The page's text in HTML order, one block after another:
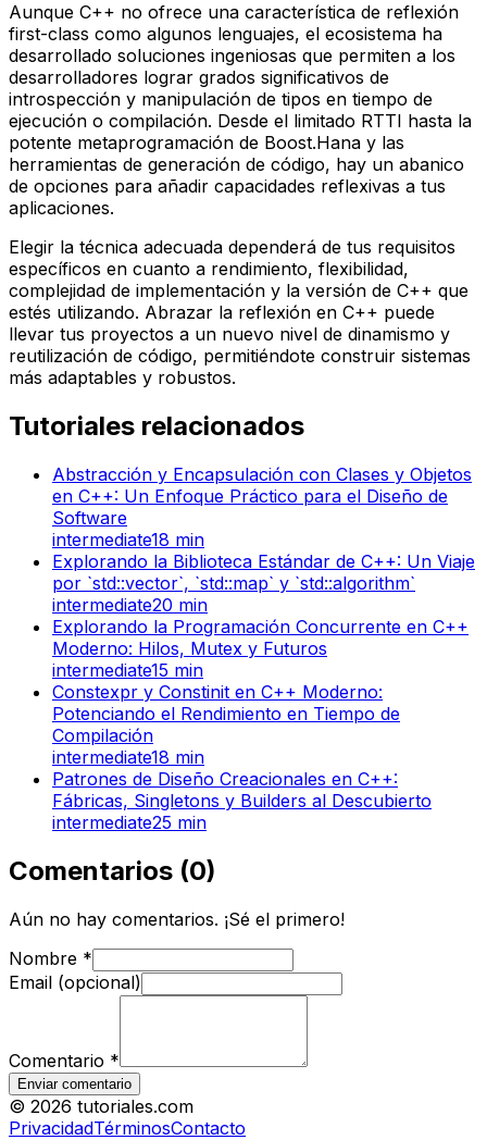
Aunque C++ no ofrece una característica de reflexión
first-class como algunos lenguajes, el ecosistema ha
desarrollado soluciones ingeniosas que permiten a los
desarrolladores lograr grados significativos de
introspección y manipulación de tipos en tiempo de
ejecución o compilación. Desde el limitado RTTI hasta la
potente metaprogramación de Boost.Hana y las
herramientas de generación de código, hay un abanico
de opciones para añadir capacidades reflexivas a tus
aplicaciones.
Elegir la técnica adecuada dependerá de tus requisitos
específicos en cuanto a rendimiento, flexibilidad,
complejidad de implementación y la versión de C++ que
estés utilizando. Abrazar la reflexión en C++ puede
llevar tus proyectos a un nuevo nivel de dinamismo y
reutilización de código, permitiéndote construir sistemas
más adaptables y robustos.
Tutoriales relacionados
Abstracción y Encapsulación con Clases y Objetos
en C++: Un Enfoque Práctico para el Diseño de
Software
intermediate18 min
Explorando la Biblioteca Estándar de C++: Un Viaje
por `std::vector`, `std::map` y `std::algorithm`
intermediate20 min
Explorando la Programación Concurrente en C++
Moderno: Hilos, Mutex y Futuros
intermediate15 min
Constexpr y Constinit en C++ Moderno:
Potenciando el Rendimiento en Tiempo de
Compilación
intermediate18 min
Patrones de Diseño Creacionales en C++:
Fábricas, Singletons y Builders al Descubierto
intermediate25 min
Comentarios (0)
Aún no hay comentarios. ¡Sé el primero!
Nombre *
Email (opcional)
Comentario *
Enviar comentario
© 2026 tutoriales.com
PrivacidadTérminosContacto